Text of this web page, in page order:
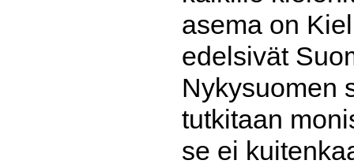
asema on
edelsivät
Nykysuomen
tutkitaan
se ei